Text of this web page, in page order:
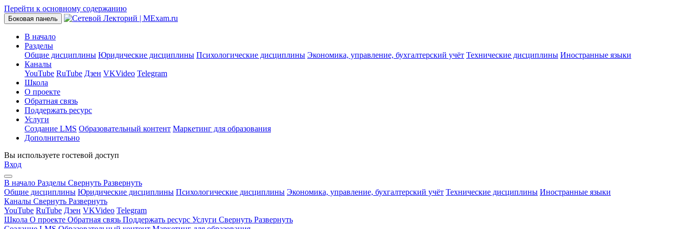
Перейти к основному содержанию
Боковая панель
В начало
Разделы
Общие дисциплины Юридические дисциплины Психологические дисциплины Экономика, управление, бухгалтерский учёт Технические дисциплины Иностранные языки
Каналы
YouTube RuTube Дзен VKVideo Telegram
Школа
О проекте
Обратная связь
Поддержать ресурс
Услуги
Создание LMS Образовательный контент Маркетинг для образования
Дополнительно
Вы используете гостевой доступ
Вход
В начало Разделы Свернуть Развернуть
Общие дисциплины Юридические дисциплины Психологические дисциплины Экономика, управление, бухгалтерский учёт Технические дисциплины Иностранные языки
Каналы Свернуть Развернуть
YouTube RuTube Дзен VKVideo Telegram
Школа О проекте Обратная связь Поддержать ресурс Услуги Свернуть Развернуть